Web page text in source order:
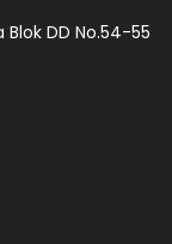
Blok DD No.54-55